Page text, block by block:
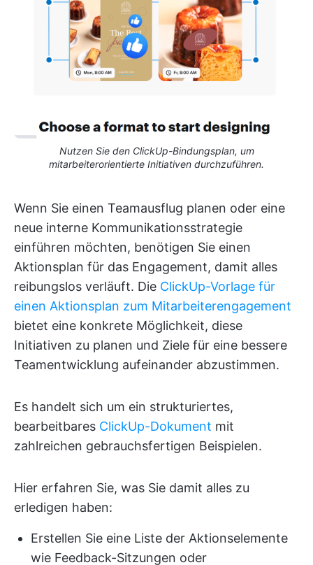
Nutzen Sie den ClickUp-Bindungsplan, um
mitarbeiterorientierte Initiativen durchzuführen.
Wenn Sie einen Teamausflug planen oder eine
neue interne Kommunikationsstrategie
einführen möchten, benötigen Sie einen
Aktionsplan für das Engagement, damit alles
reibungslos verläuft. Die ClickUp-Vorlage für
einen Aktionsplan zum Mitarbeiterengagement
bietet eine konkrete Möglichkeit, diese
Initiativen zu planen und Ziele für eine bessere
Teamentwicklung aufeinander abzustimmen.
Es handelt sich um ein strukturiertes,
bearbeitbares ClickUp-Dokument mit
zahlreichen gebrauchsfertigen Beispielen.
Hier erfahren Sie, was Sie damit alles zu
erledigen haben:
Erstellen Sie eine Liste der Aktionselemente
wie Feedback-Sitzungen oder